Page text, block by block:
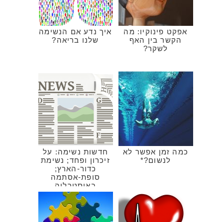
אפקט פינוקיו: מה
הקשר בין האף
לשקר?
איך נדע אם הנשימה
שלנו בריאה?
כמה זמן אפשר לא
לנשום?*
חדשות נשימה: על
זיכרון ופחד; נשימת
כדור-הארץ;
סופת-אסתמה
באוסטרליה